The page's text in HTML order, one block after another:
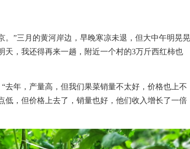
”三月的黄河岸边，早晚寒凉未退，但大中午明晃晃
天，我还得再来一趟，附近一个村的3万斤西红柿也
年，产量高，但我们果菜销量不太好，价格也上不
低，但价格上去了，销量也好，他们收入增长了一倍